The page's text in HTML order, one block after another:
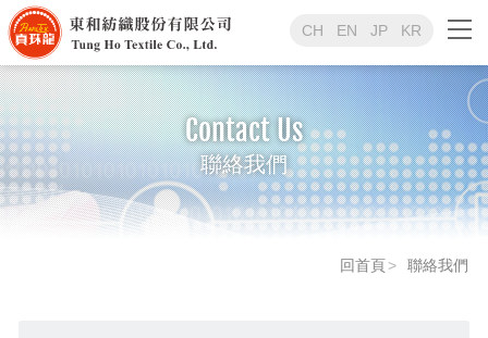
CH EN JP KR
Contact Us
聯絡我們
回首頁 聯絡我們